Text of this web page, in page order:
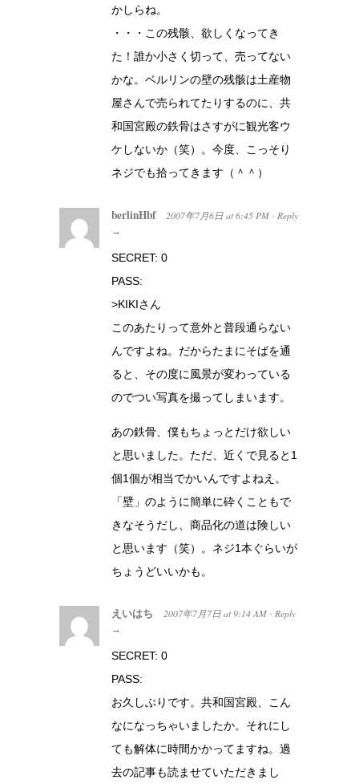
かしらね。
・・・この残骸、欲しくなってき
た！誰か小さく切って、売ってない
かな。ベルリンの壁の残骸は土産物
屋さんで売られてたりするのに、共
和国宮殿の鉄骨はさすがに観光客ウ
ケしないか（笑）。今度、こっそり
ネジでも拾ってきます（＾＾）
berlinHbf 2007年7月6日 at 6:45 PM · Reply
→
SECRET: 0
PASS:
>KIKIさん
このあたりって意外と普段通らない
んですよね。だからたまにそばを通
ると、その度に風景が変わっている
のでつい写真を撮ってしまいます。
あの鉄骨、僕もちょっとだけ欲しい
と思いました。ただ、近くで見ると1
個1個が相当でかいんですよねえ。
「壁」のように簡単に砕くこともで
きなそうだし、商品化の道は険しい
と思います（笑）。ネジ1本ぐらいが
ちょうどいいかも。
えいはち 2007年7月7日 at 9:14 AM · Reply
→
SECRET: 0
PASS:
お久しぶりです。共和国宮殿、こん
なになっちゃいましたか。それにし
ても解体に時間かかってますね。過
去の記事も読ませていただきまし